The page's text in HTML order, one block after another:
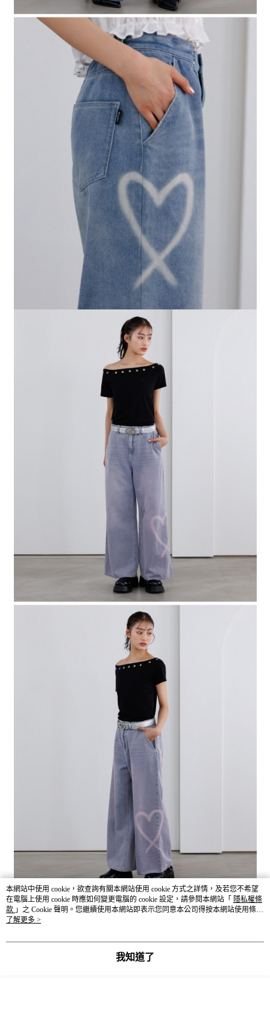
本網站中使用 cookie，欲查詢有關本網站使用 cookie 方式之詳情，及若您不希望
在電腦上使用 cookie 時應如何變更電腦的 cookie 設定，請參閱本網站「 隱私權條
款 」之 Cookie 聲明。您繼續使用本網站即表示您同意本公司得按本網站使用條款
之 Cookie 聲明使用 cookie。
了解更多 >
我知道了